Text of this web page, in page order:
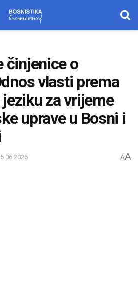
činjenice o
vlasti prema
za vrijeme
uprave u Bosni i
AA